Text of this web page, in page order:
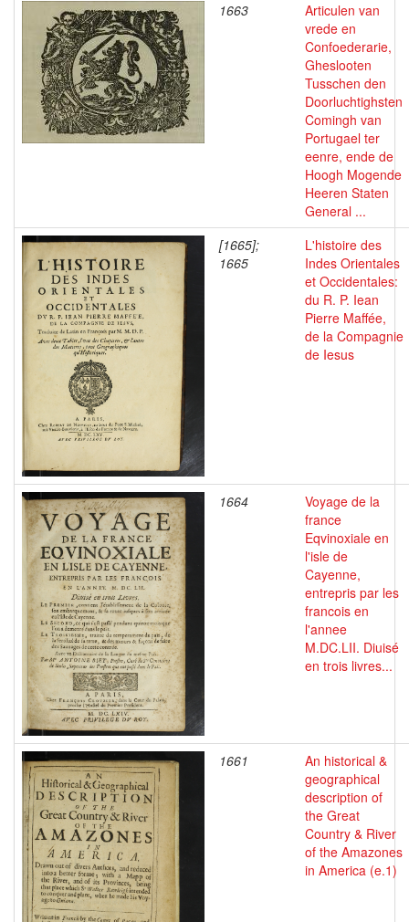
1663
Articulen van
vrede en
Confoederarie,
Gheslooten
Tusschen den
Doorluchtighsten
Comingh van
Portugael ter
eenre, ende de
Hoogh Mogende
Heeren Staten
General ...
[1665];
1665
L'histoire des
Indes Orientales
et Occidentales:
du R. P. Iean
Pierre Maffée,
de la Compagnie
de Iesus
1664
Voyage de la
france
Eqvinoxiale en
l'isle de
Cayenne,
entrepris par les
francois en
l'annee
M.DC.LII. Diuisé
en trois livres...
1661
An historical &
geographical
description of
the Great
Country & River
of the Amazones
in America (e.1)